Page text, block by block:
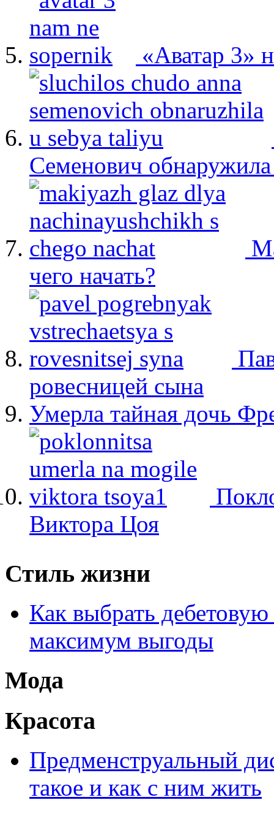
«Аватар 3»
Семенович
чего начать?
ровесницей сына
Умерла тайная дочь
Виктора Цоя
Стиль жизни
Как выбрать дебетовую
максимум выгоды
Мода
Красота
Предменструальный
такое и как с ним жить